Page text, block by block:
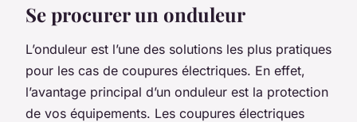
Se procurer un onduleur
L’onduleur est l’une des solutions les plus pratiques
pour les cas de coupures électriques. En effet,
l’avantage principal d’un onduleur est la protection
de vos équipements. Les coupures électriques